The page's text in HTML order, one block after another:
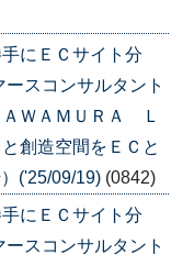
にＥＣサイト分
スコンサルタント
ＷＡＭＵＲＡ Ｌ
創造空間をＥＣと
('25/09/19) (0842)
にＥＣサイト分
スコンサルタント